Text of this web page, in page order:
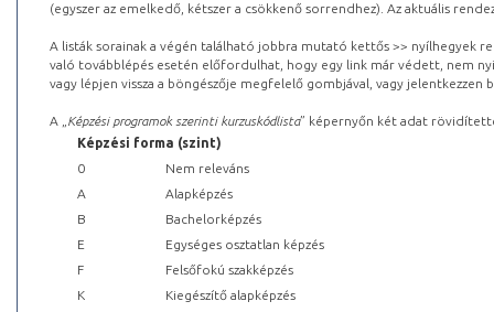
(egyszer az emelkedő, kétszer a csökkenő sorrendhez). Az aktuális
A listák sorainak a végén található jobbra mutató kettős >> nyílhegyek
való továbblépés esetén előfordulhat, hogy egy link már védett, nem
vagy lépjen vissza a böngészője megfelelő gombjával, vagy
A „ Képzési programok szerinti kurzuskódlista” képernyőn két adat
Képzési forma (szint)
0
Nem releváns
A
Alapképzés
B
Bachelorképzés
E
Egységes osztatlan képzés
F
Felsőfokú szakképzés
K
Kiegészítő alapképzés